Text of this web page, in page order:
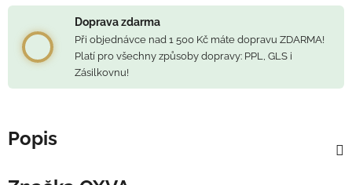
Doprava zdarma
Při objednávce nad 1 500 Kč máte dopravu ZDARMA!
Platí pro všechny způsoby dopravy: PPL, GLS i
Zásilkovnu!
Popis